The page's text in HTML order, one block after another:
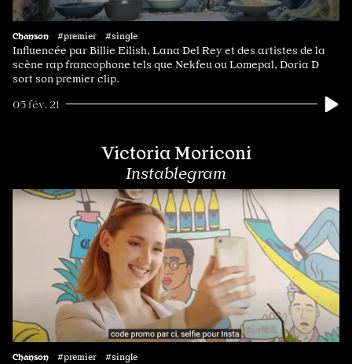
Chanson #premier #single
Influencée par Billie Eilish, Lana Del Rey et des artistes de la
scène rap francophone tels que Nekfeu ou Lomepal, Doria D
sort son premier clip.
05 fév. 21
Victoria Moriconi
Instablegram
Chanson #premier #single